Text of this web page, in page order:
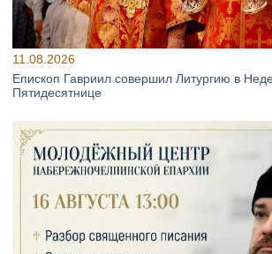
11.08.2026
Епископ Гавриил совершил Литургию в
Пятидесятнице